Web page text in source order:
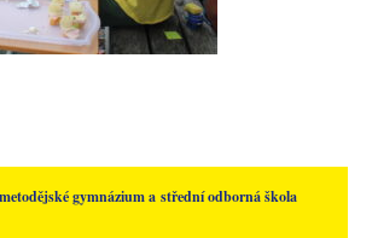
gymnázium a střední odborná škola